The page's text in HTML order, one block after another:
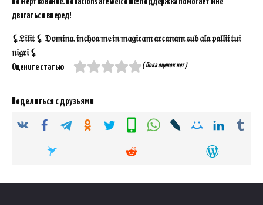
двигаться вперед!
⚸𝔏𝔦𝔩𝔦𝔱 ⚸ 𝔇𝔬𝔪𝔦𝔫𝔞, 𝔦𝔫𝔠𝔥𝔬𝔞 𝔪𝔢 𝔦𝔫 𝔪𝔞𝔤𝔦𝔠𝔞𝔪 𝔞𝔯𝔠𝔞𝔫𝔞𝔪 𝔰𝔲𝔟 𝔞𝔩𝔞 𝔭𝔞𝔩𝔩𝔦𝔦 𝔱𝔲𝔦
𝔫𝔦𝔤𝔯𝔦 ⚸
Оцените статью
( Пока оценок нет )
Поделиться с друзьями